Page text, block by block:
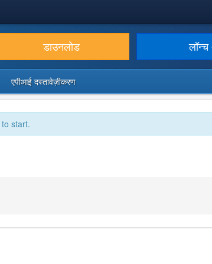
डाउनलोड लॉन्च
एपीआई दस्तावेज़ीकरण
to start.